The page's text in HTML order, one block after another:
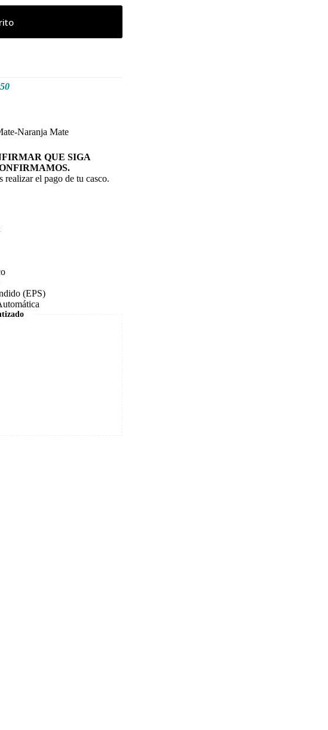
Naranja Mate
QUE SIGA
el pago de tu casco.
(EPS)